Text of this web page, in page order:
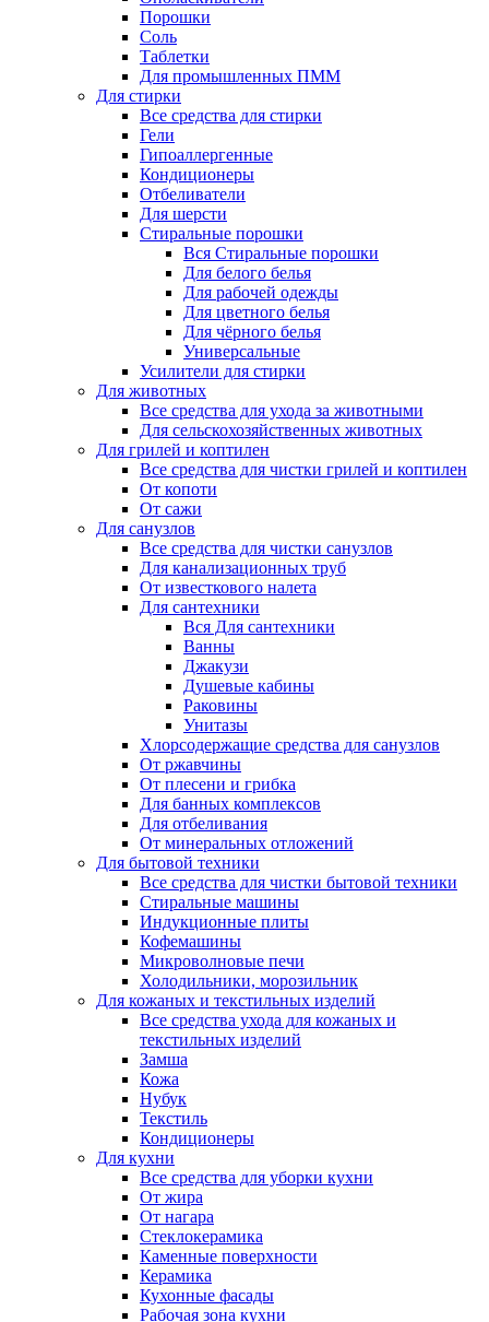
Порошки
Соль
Таблетки
Для промышленных ПММ
Для стирки
Все средства для стирки
Гели
Гипоаллергенные
Кондиционеры
Отбеливатели
Для шерсти
Стиральные порошки
Вся Стиральные порошки
Для белого белья
Для рабочей одежды
Для цветного белья
Для чёрного белья
Универсальные
Усилители для стирки
Для животных
Все средства для ухода за животными
Для сельскохозяйственных животных
Для грилей и коптилен
Все средства для чистки грилей и коптилен
От копоти
От сажи
Для санузлов
Все средства для чистки санузлов
Для канализационных труб
От известкового налета
Для сантехники
Вся Для сантехники
Ванны
Джакузи
Душевые кабины
Раковины
Унитазы
Хлорсодержащие средства для санузлов
От ржавчины
От плесени и грибка
Для банных комплексов
Для отбеливания
От минеральных отложений
Для бытовой техники
Все средства для чистки бытовой техники
Стиральные машины
Индукционные плиты
Кофемашины
Микроволновые печи
Холодильники, морозильник
Для кожаных и текстильных изделий
Все средства ухода для кожаных и
текстильных изделий
Замша
Кожа
Нубук
Текстиль
Кондиционеры
Для кухни
Все средства для уборки кухни
От жира
От нагара
Стеклокерамика
Каменные поверхности
Керамика
Кухонные фасады
Рабочая зона кухни